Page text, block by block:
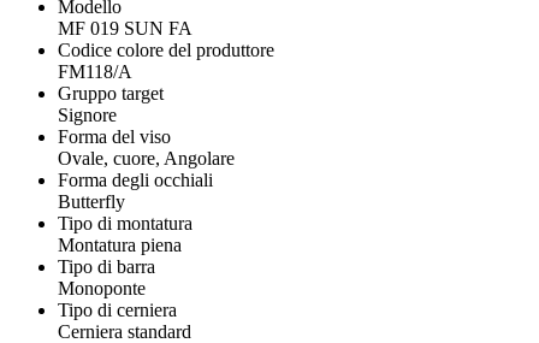
Modello
MF 019 SUN FA
Codice colore del produttore
FM118/A
Gruppo target
Signore
Forma del viso
Ovale, cuore, Angolare
Forma degli occhiali
Butterfly
Tipo di montatura
Montatura piena
Tipo di barra
Monoponte
Tipo di cerniera
Cerniera standard